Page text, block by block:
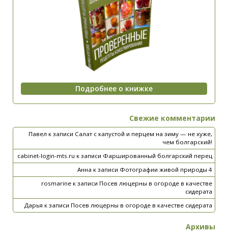
Свежие комментарии
Павел к записи Салат с капустой и перцем на зиму — не хуже,
чем болгарский!
cabinet-login-mts.ru к записи Фаршированный болгарский перец
Анна к записи Фотографии живой природы 4
rosmarine к записи Посев люцерны в огороде в качестве
сидерата
Дарья к записи Посев люцерны в огороде в качестве сидерата
Архивы